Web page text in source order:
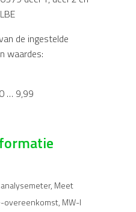
de ingestelde
waardes:
… 9,99
Meet
MW-I